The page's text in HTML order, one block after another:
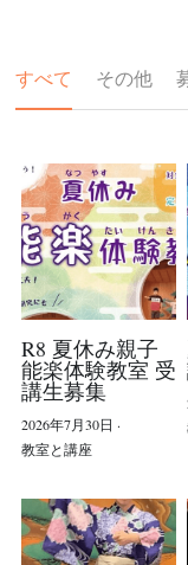
Home
公演/教室の詳
友の会へのお
これまでの教
能楽館の季節
ギャラリー
チケット/教室
すべて その他
R8 夏休み親子
能楽体験教室 受
講生募集
2026年7月30日 ·
教室と講座